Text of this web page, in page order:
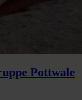
Pottwale